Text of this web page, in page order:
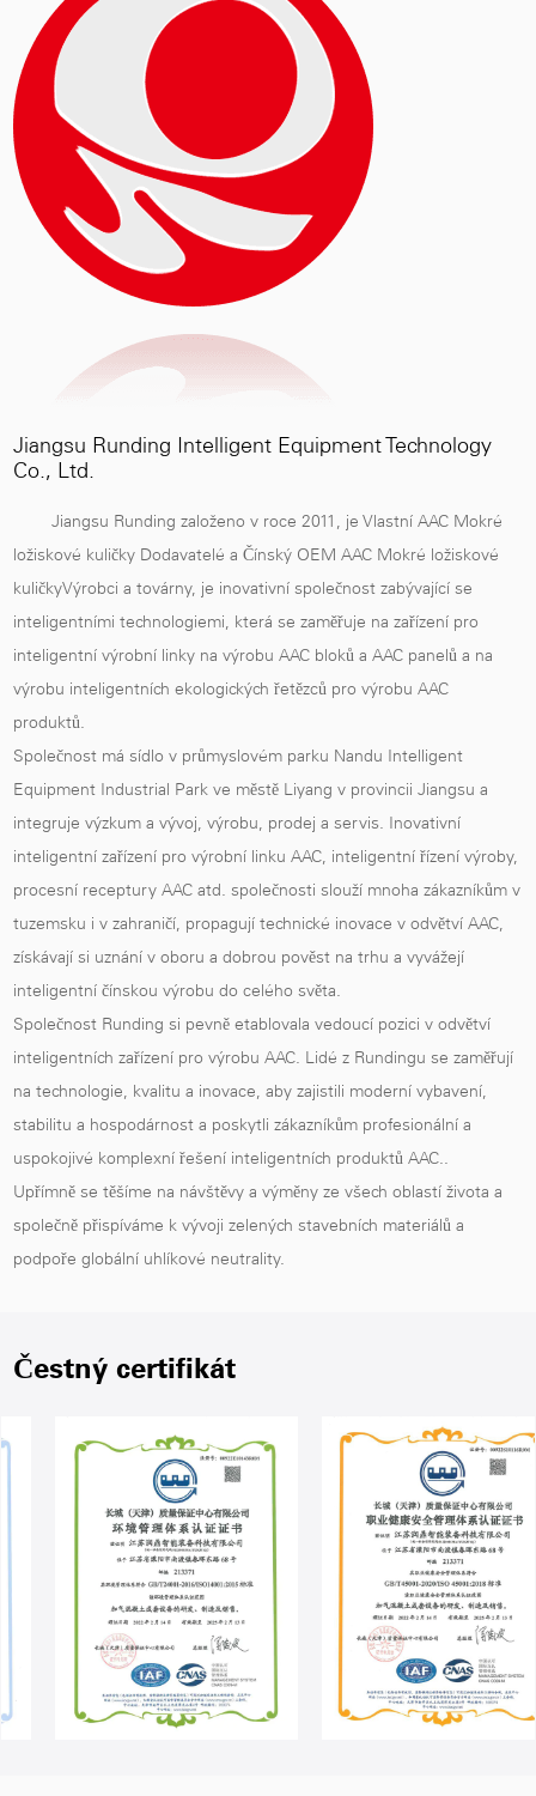
Jiangsu Runding Intelligent Equipment Technology
Co., Ltd.
Jiangsu Runding založeno v roce 2011, jeVlastní AAC Mokré
ložiskové kuličky Dodavatelé aČínský OEM AAC Mokré ložiskové
kuličkyVýrobci a továrny, je inovativní společnost zabývající se
inteligentními technologiemi, která se zaměřuje na zařízení pro
inteligentní výrobní linky na výrobu AAC bloků a AAC panelů a na
výrobu inteligentních ekologických řetězců pro výrobu AAC
produktů.
Společnost má sídlo v průmyslovém parku Nandu Intelligent
Equipment Industrial Park ve městě Liyang v provincii Jiangsu a
integruje výzkum a vývoj, výrobu, prodej a servis. Inovativní
inteligentní zařízení pro výrobní linku AAC, inteligentní řízení výroby,
procesní receptury AAC atd. společnosti slouží mnoha zákazníkům v
tuzemsku i v zahraničí, propagují technické inovace v odvětví AAC,
získávají si uznání v oboru a dobrou pověst na trhu a vyvážejí
inteligentní čínskou výrobu do celého světa.
Společnost Runding si pevně etablovala vedoucí pozici v odvětví
inteligentních zařízení pro výrobu AAC. Lidé z Rundingu se zaměřují
na technologie, kvalitu a inovace, aby zajistili moderní vybavení,
stabilitu a hospodárnost a poskytli zákazníkům profesionální a
uspokojivé komplexní řešení inteligentních produktů AAC..
Upřímně se těšíme na návštěvy a výměny ze všech oblastí života a
společně přispíváme k vývoji zelených stavebních materiálů a
podpoře globální uhlíkové neutrality.
Čestný certifikát